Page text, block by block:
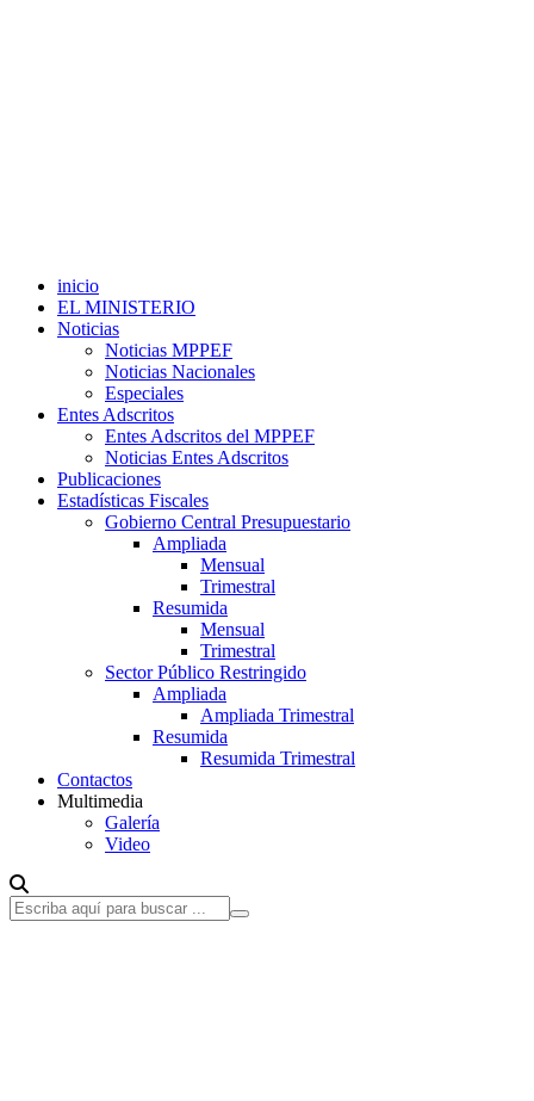
inicio
EL MINISTERIO
Noticias
Noticias MPPEF
Noticias Nacionales
Especiales
Entes Adscritos
Entes Adscritos del MPPEF
Noticias Entes Adscritos
Publicaciones
Estadísticas Fiscales
Gobierno Central Presupuestario
Ampliada
Mensual
Trimestral
Resumida
Mensual
Trimestral
Sector Público Restringido
Ampliada
Ampliada Trimestral
Resumida
Resumida Trimestral
Contactos
Multimedia
Galería
Video